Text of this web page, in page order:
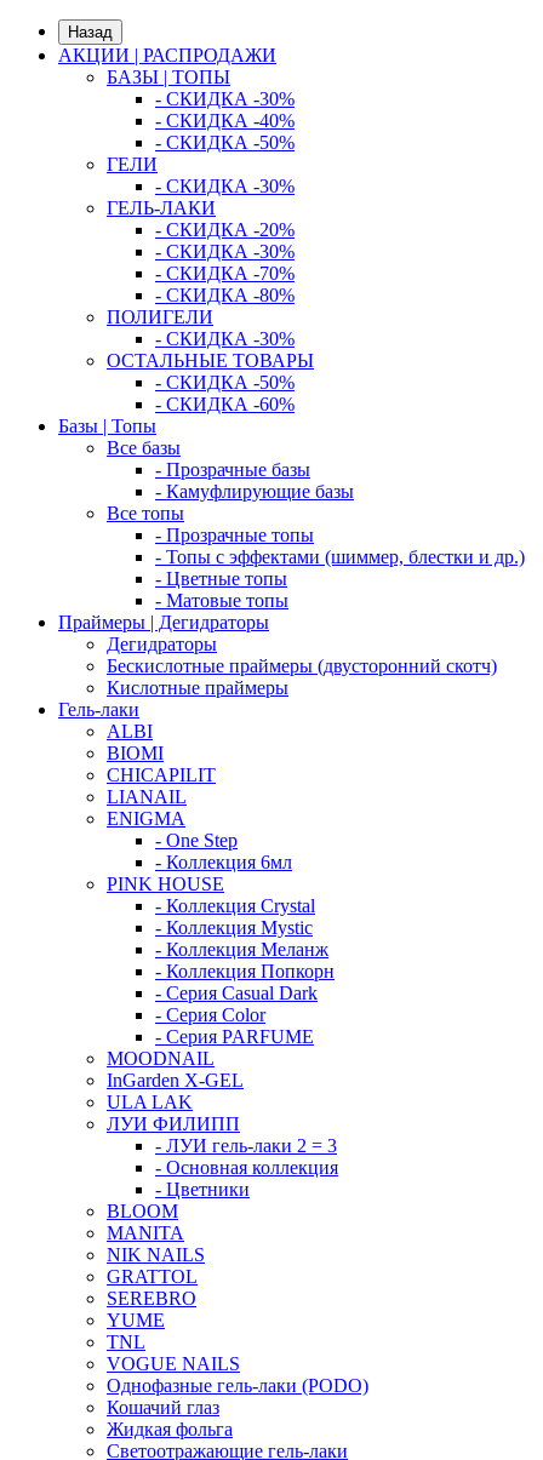
Назад
АКЦИИ | РАСПРОДАЖИ
БАЗЫ | ТОПЫ
- СКИДКА -30%
- СКИДКА -40%
- СКИДКА -50%
ГЕЛИ
- СКИДКА -30%
ГЕЛЬ-ЛАКИ
- СКИДКА -20%
- СКИДКА -30%
- СКИДКА -70%
- СКИДКА -80%
ПОЛИГЕЛИ
- СКИДКА -30%
ОСТАЛЬНЫЕ ТОВАРЫ
- СКИДКА -50%
- СКИДКА -60%
Базы | Топы
Все базы
- Прозрачные базы
- Камуфлирующие базы
Все топы
- Прозрачные топы
- Топы с эффектами (шиммер, блестки и др.)
- Цветные топы
- Матовые топы
Праймеры | Дегидраторы
Дегидраторы
Бескислотные праймеры (двусторонний скотч)
Кислотные праймеры
Гель-лаки
ALBI
BIOMI
CHICAPILIT
LIANAIL
ENIGMA
- One Step
- Коллекция 6мл
PINK HOUSE
- Коллекция Crystal
- Коллекция Mystic
- Коллекция Меланж
- Коллекция Попкорн
- Серия Casual Dark
- Серия Color
- Серия PARFUME
MOODNAIL
InGarden X-GEL
ULA LAK
ЛУИ ФИЛИПП
- ЛУИ гель-лаки 2 = 3
- Основная коллекция
- Цветники
BLOOM
MANITA
NIK NAILS
GRATTOL
SEREBRO
YUME
TNL
VOGUE NAILS
Однофазные гель-лаки (PODO)
Кошачий глаз
Жидкая фольга
Светоотражающие гель-лаки